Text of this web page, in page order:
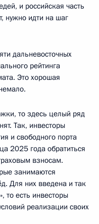
и российская часть
нужно идти на шаг
дальневосточных
рейтинга
Это хорошая
то здесь целый ряд
Так, инвесторы
и свободного порта
2025 года обратиться
взносам.
занимаются
Для них введена и так
то есть инвесторы
реализации своих